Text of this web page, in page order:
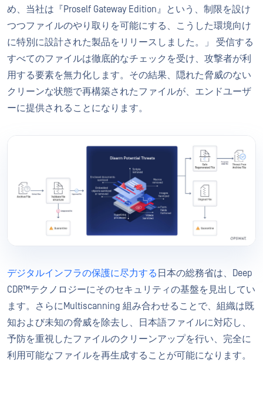
め、当社は『Proself Gateway Edition』という、制限を設け
つつファイルのやり取りを可能にする、こうした環境向け
に特別に設計された製品をリリースしました。」 受信する
すべてのファイルは徹底的なチェックを受け、攻撃者が利
用する要素を無力化します。その結果、隠れた脅威のない
クリーンな状態で再構築されたファイルが、エンドユーザ
ーに提供されることになります。
デジタルインフラの保護に尽力する 日本の総務省は、Deep
CDR™テクノロジーにそのセキュリティの基盤を見出してい
ます。さらにMultiscanning 組み合わせることで、組織は既
知および未知の脅威を除去し、日本語ファイルに対応し、
予防を重視したファイルのクリーンアップを行い、完全に
利用可能なファイルを再生成することが可能になります。